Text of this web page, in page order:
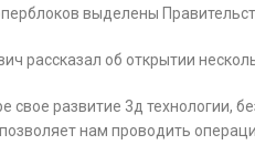
выделены
рассказал об открытии
свое развитие 3д технологии,
нам проводить